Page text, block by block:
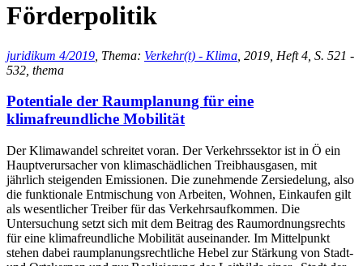
Förderpolitik
juridikum 4/2019 , Thema: Verkehr(t) - Klima , 2019, Heft 4, S. 521 -
532, thema
Potentiale der Raumplanung für eine
klimafreundliche Mobilität
Der Klimawandel schreitet voran. Der Verkehrssektor ist in Ö ein
Hauptverursacher von klimaschädlichen Treibhausgasen, mit
jährlich steigenden Emissionen. Die zunehmende Zersiedelung, also
die funktionale Entmischung von Arbeiten, Wohnen, Einkaufen gilt
als wesentlicher Treiber für das Verkehrsaufkommen. Die
Untersuchung setzt sich mit dem Beitrag des Raumordnungsrechts
für eine klimafreundliche Mobilität auseinander. Im Mittelpunkt
stehen dabei raumplanungsrechtliche Hebel zur Stärkung von Stadt-